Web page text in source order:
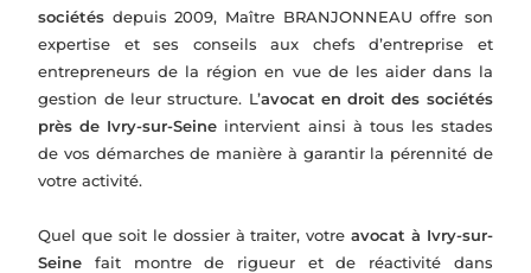
sociétés depuis 2009, Maître BRANJONNEAU offre son
expertise et ses conseils aux chefs d’entreprise et
entrepreneurs de la région en vue de les aider dans la
gestion de leur structure. L’avocat en droit des sociétés
près de Ivry-sur-Seine intervient ainsi à tous les stades
de vos démarches de manière à garantir la pérennité de
votre activité.
Quel que soit le dossier à traiter, votre avocat à Ivry-sur-
Seine fait montre de rigueur et de réactivité dans